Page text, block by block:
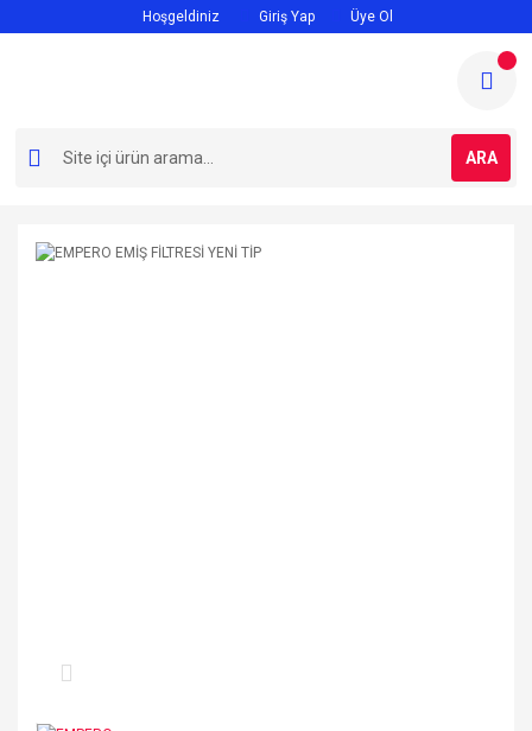
Hoşgeldiniz Giriş Yap Üye Ol
ARA